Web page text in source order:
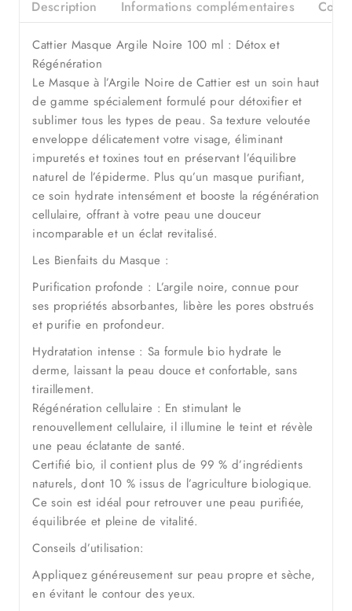
Description Informations complémentaires
Cattier Masque Argile Noire 100 ml : Détox et
Régénération
Le Masque à l’Argile Noire de Cattier est un soin haut
de gamme spécialement formulé pour détoxifier et
sublimer tous les types de peau. Sa texture veloutée
enveloppe délicatement votre visage, éliminant
impuretés et toxines tout en préservant l’équilibre
naturel de l’épiderme. Plus qu’un masque purifiant,
ce soin hydrate intensément et booste la régénération
cellulaire, offrant à votre peau une douceur
incomparable et un éclat revitalisé.
Les Bienfaits du Masque :
Purification profonde : L’argile noire, connue pour
ses propriétés absorbantes, libère les pores obstrués
et purifie en profondeur.
Hydratation intense : Sa formule bio hydrate le
derme, laissant la peau douce et confortable, sans
tiraillement.
Régénération cellulaire : En stimulant le
renouvellement cellulaire, il illumine le teint et révèle
une peau éclatante de santé.
Certifié bio, il contient plus de 99 % d’ingrédients
naturels, dont 10 % issus de l’agriculture biologique.
Ce soin est idéal pour retrouver une peau purifiée,
équilibrée et pleine de vitalité.
Conseils d’utilisation:
Appliquez généreusement sur peau propre et sèche,
en évitant le contour des yeux.